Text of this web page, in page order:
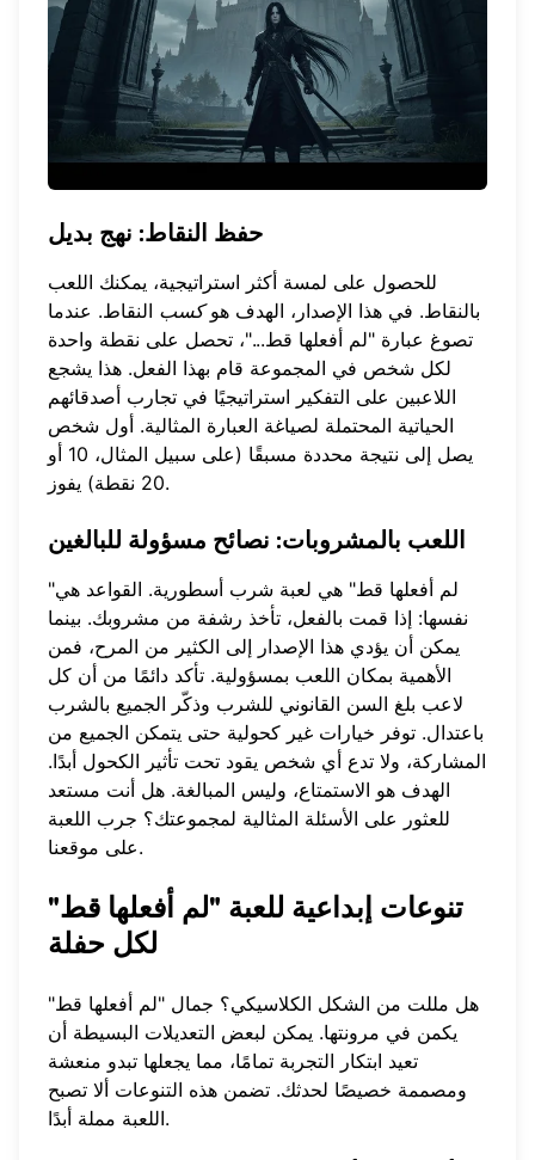
حفظ النقاط: نهج بديل
للحصول على لمسة أكثر استراتيجية، يمكنك اللعب
بالنقاط. في هذا الإصدار، الهدف هوكسب النقاط. عندما
تصوغ عبارة "لم أفعلها قط..."، تحصل على نقطة واحدة
لكل شخص في المجموعة قام بهذا الفعل. هذا يشجع
اللاعبين على التفكير استراتيجيًا في تجارب أصدقائهم
الحياتية المحتملة لصياغة العبارة المثالية. أول شخص
يصل إلى نتيجة محددة مسبقًا (على سبيل المثال، 10 أو
20 نقطة) يفوز.
اللعب بالمشروبات: نصائح مسؤولة للبالغين
"لم أفعلها قط" هي لعبة شرب أسطورية. القواعد هي
نفسها: إذا قمت بالفعل، تأخذ رشفة من مشروبك. بينما
يمكن أن يؤدي هذا الإصدار إلى الكثير من المرح، فمن
الأهمية بمكان اللعب بمسؤولية. تأكد دائمًا من أن كل
لاعب بلغ السن القانوني للشرب وذكّر الجميع بالشرب
باعتدال. توفر خيارات غير كحولية حتى يتمكن الجميع من
المشاركة، ولا تدع أي شخص يقود تحت تأثير الكحول أبدًا.
الهدف هو الاستمتاع، وليس المبالغة. هل أنت مستعد
للعثور على الأسئلة المثالية لمجموعتك؟ جرب اللعبة
على موقعنا.
تنوعات إبداعية للعبة "لم أفعلها قط"
لكل حفلة
هل مللت من الشكل الكلاسيكي؟ جمال "لم أفعلها قط"
يكمن في مرونتها. يمكن لبعض التعديلات البسيطة أن
تعيد ابتكار التجربة تمامًا، مما يجعلها تبدو منعشة
ومصممة خصيصًا لحدثك. تضمن هذه التنوعات ألا تصبح
اللعبة مملة أبدًا.